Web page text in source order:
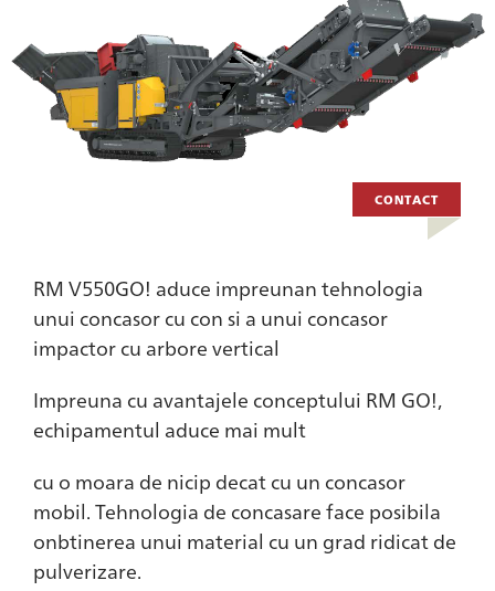
CONTACT
RM V550GO! aduce impreunan tehnologia
unui concasor cu con si a unui concasor
impactor cu arbore vertical
Impreuna cu avantajele conceptului RM GO!,
echipamentul aduce mai mult
cu o moara de nicip decat cu un concasor
mobil. Tehnologia de concasare face posibila
onbtinerea unui material cu un grad ridicat de
pulverizare.